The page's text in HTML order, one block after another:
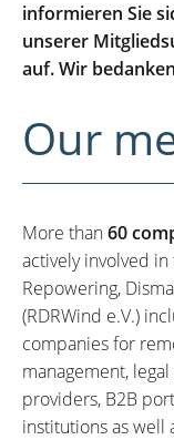
informieren Sie
unserer
auf. Wir
Our
More than60
actively involved
Repowering,
(RDRWind e.V.)
companies for
management,
providers, B2B
institutions as well